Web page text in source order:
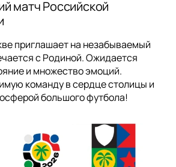
матч Российской
приглашает на незабываемый
с Родиной. Ожидается
и множество эмоций.
команду в сердце столицы и
большого футбола!